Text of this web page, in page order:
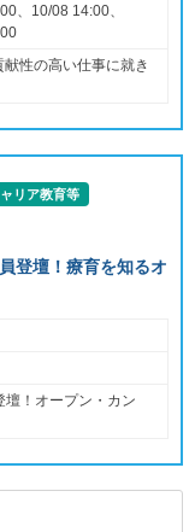
、10/08 14:00、
献性の高い仕事に就き
リア教育等
登壇！療育を知るオ
壇！オープン・カン